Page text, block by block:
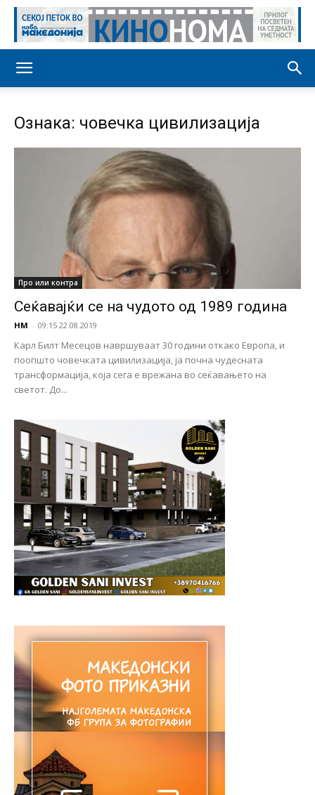
Ознака: човечка цивилизација
Про или контра
Сеќавајќи се на чудото од 1989 година
НМ - 09:15 22.08.2019
Карл Билт Месецов навршуваат 30 години откако Европа, и
поопшто човечката цивилизација, ја почна чудесната
трансформација, која сега е врежана во сеќавањето на
светот. До...